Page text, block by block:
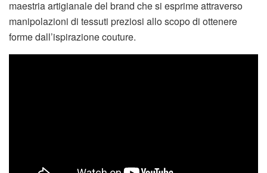
maestria artigianale del brand che si esprime attraverso
manipolazioni di tessuti preziosi allo scopo di ottenere
forme dall’ispirazione couture.